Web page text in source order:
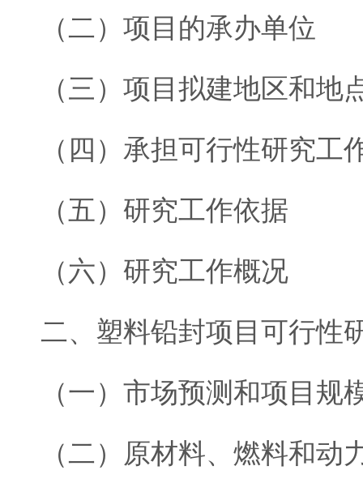
（二）项目的承办单位
（三）项目拟建地区和地
（四）承担可行性研究工
（五）研究工作依据
（六）研究工作概况
二、塑料铅封项目可行性
（一）市场预测和项目规
（二）原材料、燃料和动